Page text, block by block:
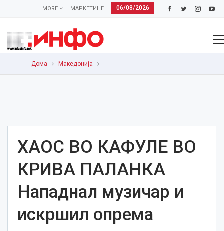
06/08/2026
МАРКЕТИНГ
MORE
Дома Македонија
ХАОС ВО КАФУЛЕ ВО
КРИВА ПАЛАНКА
Нападнал музичар и
искршил опрема